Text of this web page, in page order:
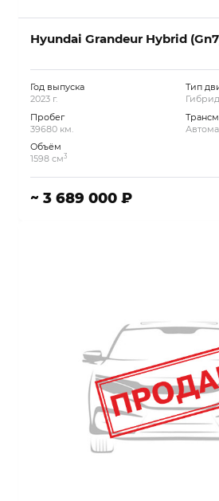
Hyundai Grandeur Hybrid
Год выпуска
2023 г.
Пробег
39680 км.
Объём
1598 см3
Тип
~ 3 689 000 ₽